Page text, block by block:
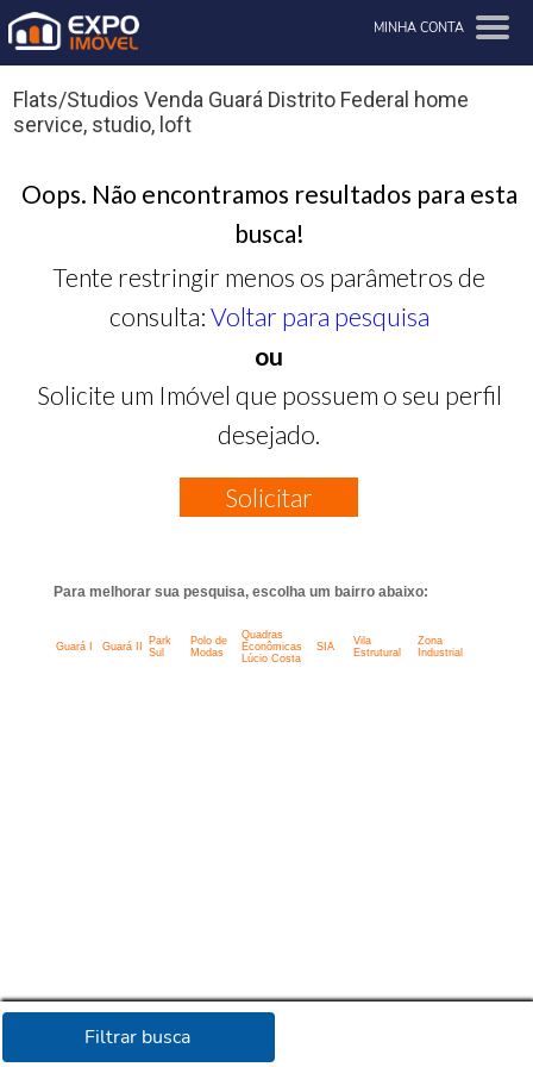
MINHA CONTA
Filtrar busca
Flats/Studios Venda Guará Distrito Federal home
service, studio, loft
Oops. Não encontramos resultados para esta
busca!
Tente restringir menos os parâmetros de
consulta: Voltar para pesquisa
ou
Solicite um Imóvel que possuem o seu perfil
desejado.
Solicitar
Para melhorar sua pesquisa, escolha um bairro abaixo:
Guará I Guará II
Park
Sul
Polo de
Modas
Quadras
Econômicas
Lúcio Costa
SIA
Vila
Estrutural
Zona
Industrial